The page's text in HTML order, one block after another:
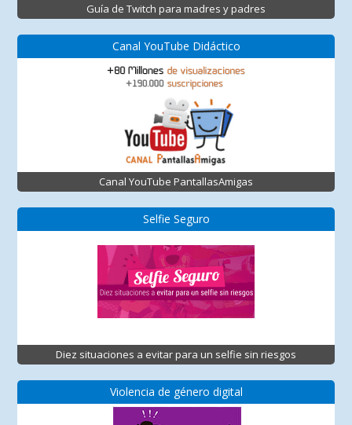
Guía de Twitch para madres y padres
Canal YouTube Didáctico
Canal YouTube PantallasAmigas
Selfie Seguro
Diez situaciones a evitar para un selfie sin riesgos
Violencia de género digital